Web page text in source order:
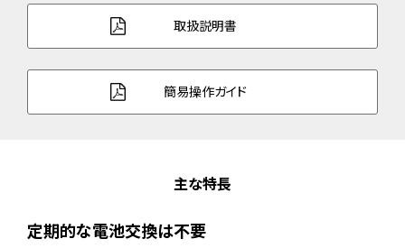
取扱説明書
簡易操作ガイド
主な特長
定期的な電池交換は不要